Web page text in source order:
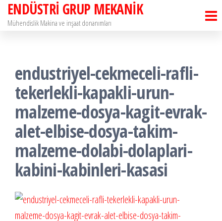
İçeriğe
atla
ENDÜSTRİ GRUP MEKANİK
Mühendislik Makina ve inşaat donanımları
endustriyel-cekmeceli-rafli-
tekerlekli-kapakli-urun-
malzeme-dosya-kagit-evrak-
alet-elbise-dosya-takim-
malzeme-dolabi-dolaplari-
kabini-kabinleri-kasasi